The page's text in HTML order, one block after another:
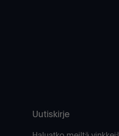
Uutiskirje